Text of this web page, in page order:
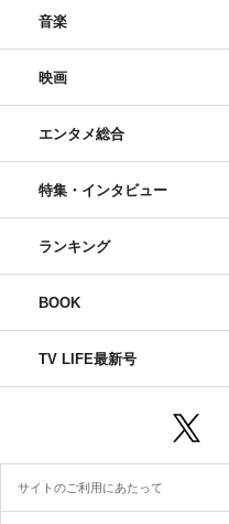
音楽
映画
エンタメ総合
特集・インタビュー
ランキング
BOOK
TV LIFE最新号
サイトのご利用にあたって